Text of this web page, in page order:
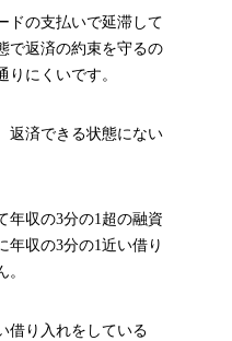
ドの支払いで延滞して
で返済の約束を守るの
りにくいです。
返済できる状態にない
年収の3分の1超の融資
年収の3分の1近い借り
。
借り入れをしている